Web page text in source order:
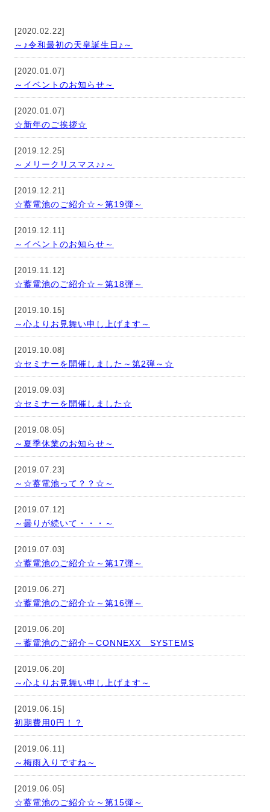
[2020.02.22]
～♪令和最初の天皇誕生日♪～
[2020.01.07]
～イベントのお知らせ～
[2020.01.07]
☆新年のご挨拶☆
[2019.12.25]
～メリークリスマス♪♪～
[2019.12.21]
☆蓄電池のご紹介☆～第19弾～
[2019.12.11]
～イベントのお知らせ～
[2019.11.12]
☆蓄電池のご紹介☆～第18弾～
[2019.10.15]
～心よりお見舞い申し上げます～
[2019.10.08]
☆セミナーを開催しました～第2弾～☆
[2019.09.03]
☆セミナーを開催しました☆
[2019.08.05]
～夏季休業のお知らせ～
[2019.07.23]
～☆蓄電池って？？☆～
[2019.07.12]
～曇りが続いて・・・～
[2019.07.03]
☆蓄電池のご紹介☆～第17弾～
[2019.06.27]
☆蓄電池のご紹介☆～第16弾～
[2019.06.20]
～蓄電池のご紹介～CONNEXX SYSTEMS
[2019.06.20]
～心よりお見舞い申し上げます～
[2019.06.15]
初期費用0円！？
[2019.06.11]
～梅雨入りですね～
[2019.06.05]
☆蓄電池のご紹介☆～第15弾～